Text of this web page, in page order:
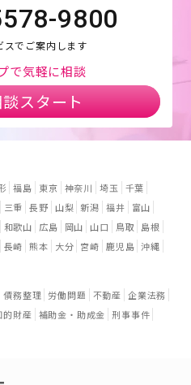
9800
スでご案内します
で気軽に相談
スタート
福島 東京 神奈川 埼玉
千葉
三重 長野 山梨 新潟 福井
富山
和歌山 広島 岡山 山口 鳥取
島根
長崎 熊本 大分 宮崎 鹿児島 沖縄
債務整理 労働問題 不動産 企業法務
的財産 補助金・助成金 刑事事件